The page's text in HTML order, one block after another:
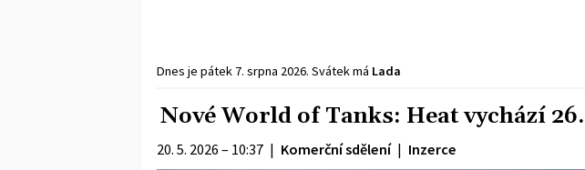
Dnes je pátek 7. srpna 2026. Svátek má Lada
Nové World of Tanks: Heat vychází
20. 5. 2026 – 10:37 | Komerční sdělení | Inzerce